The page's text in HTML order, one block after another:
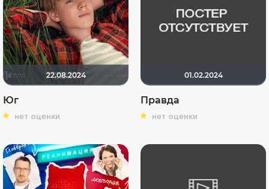
22.08.2024
Юг
нет оценки
01.02.2024
Правда
нет оценки